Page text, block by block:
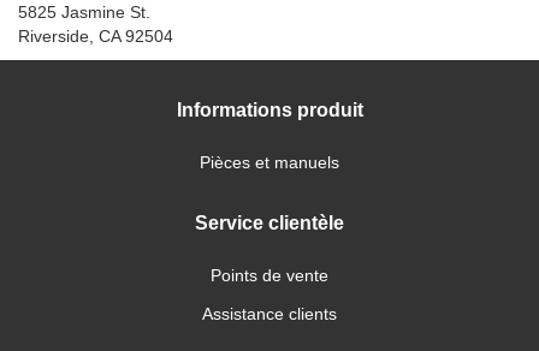
5825 Jasmine St.
Riverside, CA 92504
Informations produit
Pièces et manuels
Service clientèle
Points de vente
Assistance clients